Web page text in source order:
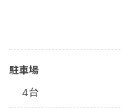
駐車場
4台